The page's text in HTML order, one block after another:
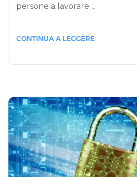
persone a lavorare ...
CONTINUA A LEGGERE